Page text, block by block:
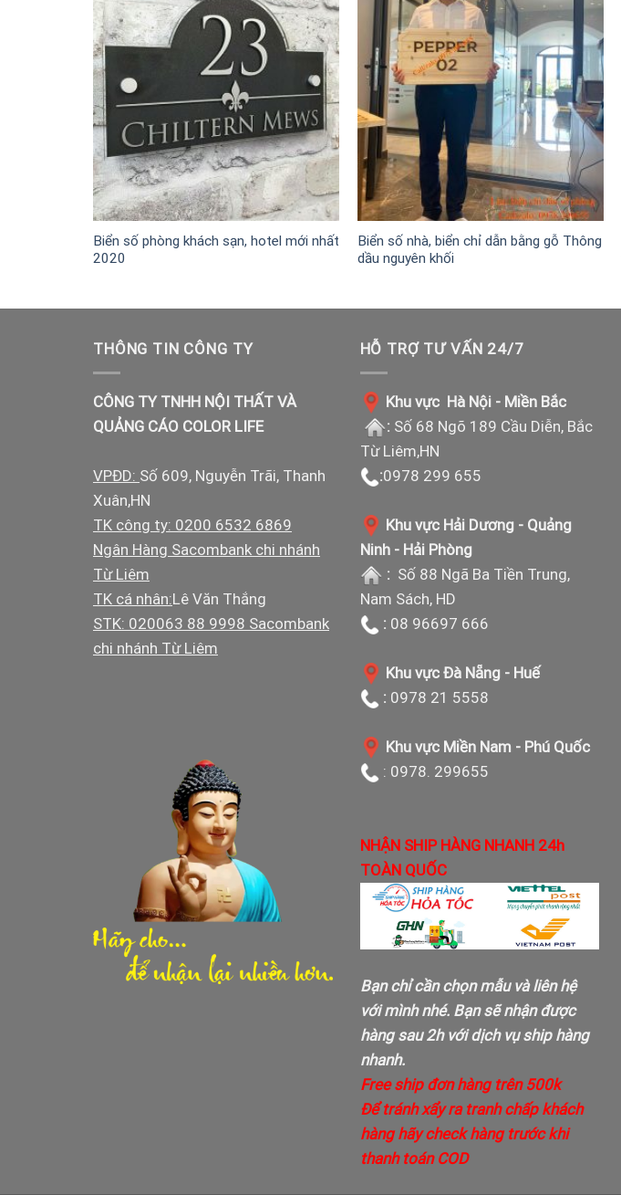
Biển số phòng khách sạn, hotel mới nhất
2020
Biển số nhà, biển chỉ dẫn bằng gỗ Thông
dầu nguyên khối
THÔNG TIN CÔNG TY
CÔNG TY TNHH NỘI THẤT VÀ
QUẢNG CÁO COLOR LIFE
VPĐD: Số 609, Nguyễn Trãi, Thanh
Xuân,HN
TK công ty: 0200 6532 6869
Ngân Hàng Sacombank chi nhánh
Từ Liêm
TK cá nhân:Lê Văn Thắng
STK: 020063 88 9998 Sacombank
chi nhánh Từ Liêm
HỖ TRỢ TƯ VẤN 24/7
Khu vực Hà Nội - Miền Bắc
: Số 68 Ngõ 189 Cầu Diễn, Bắc
Từ Liêm,HN
:0978 299 655
Khu vực Hải Dương - Quảng
Ninh - Hải Phòng
: Số 88 Ngã Ba Tiền Trung,
Nam Sách, HD
: 08 96697 666
Khu vực Đà Nẵng - Huế
: 0978 21 5558
Khu vực Miền Nam - Phú Quốc
: 0978. 299655
NHẬN SHIP HÀNG NHANH 24h
TOÀN QUỐC
Bạn chỉ cần chọn mẫu và liên hệ
với mình nhé. Bạn sẽ nhận được
hàng sau 2h với dịch vụ ship hàng
nhanh.
Free ship đơn hàng trên 500k
Để tránh xẩy ra tranh chấp khách
hàng hãy check hàng trước khi
thanh toán COD